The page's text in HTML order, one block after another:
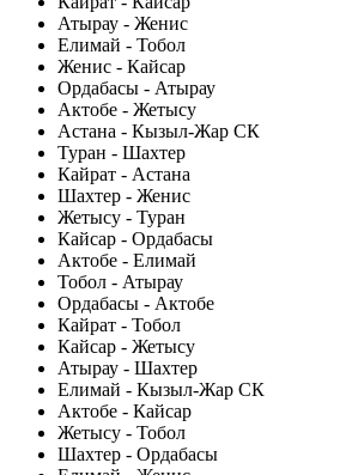
Атырау - Женис
Елимай - Тобол
Женис - Кайсар
Ордабасы - Атырау
Актобе - Жетысу
Астана - Кызыл-Жар СК
Туран - Шахтер
Кайрат - Астана
Шахтер - Женис
Жетысу - Туран
Кайсар - Ордабасы
Актобе - Елимай
Тобол - Атырау
Ордабасы - Актобе
Кайрат - Тобол
Кайсар - Жетысу
Атырау - Шахтер
Елимай - Кызыл-Жар СК
Актобе - Кайсар
Жетысу - Тобол
Шахтер - Ордабасы